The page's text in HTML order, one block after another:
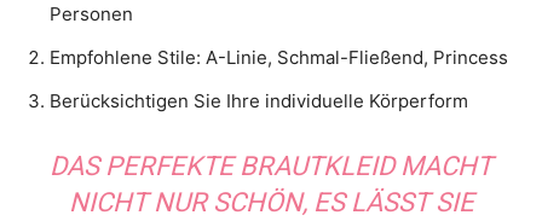
Personen
Empfohlene Stile: A-Linie, Schmal-Fließend, Princess
Berücksichtigen Sie Ihre individuelle Körperform
DAS PERFEKTEBRAUTKLEIDMACHT
NICHT NUR SCHÖN, ES LÄSST SIE